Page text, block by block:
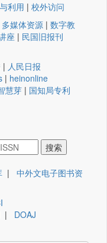
利用 | 校外访问
多媒体资源 | 数字教
座 | 民国旧报刊
| 人民日报
| heinonline
慧芽 | 国知局专利
| 中外文电子图书资
| DOAJ